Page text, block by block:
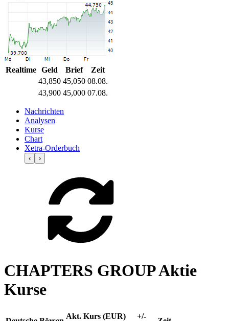
Realtime Geld Brief
Zeit
43,850 45,050 08.08.
43,900 45,000 07.08.
Nachrichten
Analysen
Kurse
Chart
Xetra-Orderbuch
‹ ›
CHAPTERS GROUP Aktie
Kurse
Akt. Kurs (EUR)
+/-